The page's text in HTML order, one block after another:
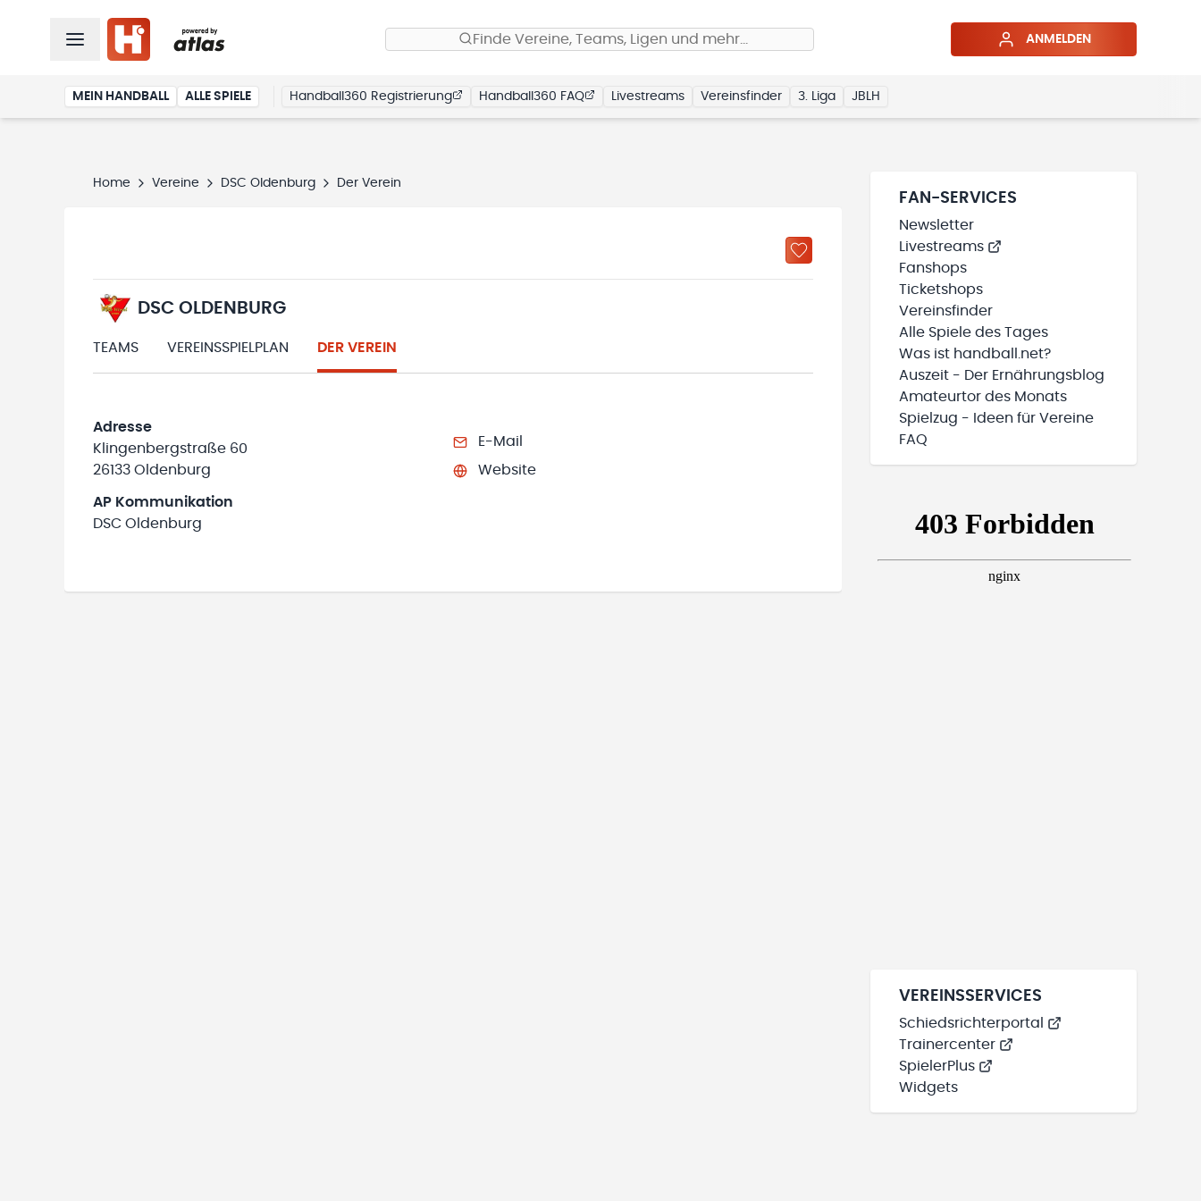
Finde Vereine, Teams, Ligen und mehr… ANMELDEN
MEIN HANDBALL ALLE SPIELE Handball360 Registrierung Handball360 FAQ Livestreams Vereinsfinder 3. Liga JBLH
Home Vereine DSC Oldenburg Der Verein
DSC OLDENBURG
TEAMS VEREINSSPIELPLAN DER VEREIN
Adresse
Klingenbergstraße 60
26133 Oldenburg
AP Kommunikation
DSC Oldenburg
E-Mail
Website
FAN-SERVICES
Newsletter
Livestreams
Fanshops
Ticketshops
Vereinsfinder
Alle Spiele des Tages
Was ist handball.net?
Auszeit - Der Ernährungsblog
Amateurtor des Monats
Spielzug - Ideen für Vereine
FAQ
VEREINSSERVICES
Schiedsrichterportal
Trainercenter
SpielerPlus
Widgets